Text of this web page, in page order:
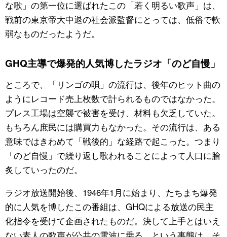
な歌」の第一位に選ばれたこの「若く明るい歌声」は、
戦前の東京帝大中退の社会派監督にとっては、低俗で軟
弱なものだったようだ。
GHQ主導で爆発的人気博したラジオ「のど自慢」
ところで、「リンゴの唄」の流行は、後年のヒット曲の
ようにレコード売上枚数で計られるものではなかった。
プレス工場は空襲で被害を受け、材料も欠乏していた。
もちろん庶民には購買力もなかった。その流行は、ある
意味ではきわめて「戦後的」な経路で起こった。つまり
「のど自慢」で繰り返し歌われることによって人口に膾
炙していったのだ。
ラジオ放送開始後、1946年1月に始まり、たちまち爆発
的に人気を博したこの番組は、GHQによる放送の民主
化指令を受けて企画されたものだ。決して上手とはいえ